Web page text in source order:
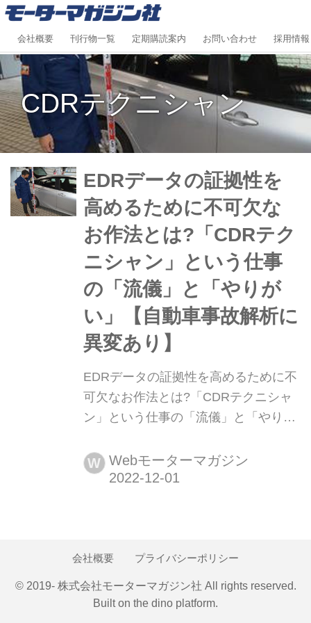
会社概要 刊行物一覧 定期購読案内 お問い合わせ 採用情報
CDRテクニシャン
EDRデータの証拠性を
高めるために不可欠な
お作法とは?「CDRテク
ニシャン」という仕事
の「流儀」と「やりが
い」【自動車事故解析に
異変あり】
EDRデータの証拠性を高めるために不
可欠なお作法とは?「CDRテクニシャ
ン」という仕事の「流儀」と「やりが
動車事故に伴う責任の所在や原因の解
明が難しいことは、周知の事実。その
ることが予想される。ボッシュが認定
を進める新資格「CDRテクニシャン」
は、そうした時代の変化に合わせた
W Webモーターマガジン
会社概要 プライバシーポリシー
© 2019- 株式会社モーターマガジン社 All rights reserved.
Built on the dino platform.